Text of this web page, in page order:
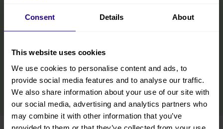
Consent Details About
This website uses cookies
We use cookies to personalise content and ads, to
provide social media features and to analyse our traffic.
We also share information about your use of our site with
our social media, advertising and analytics partners who
may combine it with other information that you’ve
fjord til fjell og alt i mellom. Her finner du den praktiske
informasjonen du trenger for å få mest mulig ut av besøket ditt,
inkludert tips om transport, overnatting og bespisning, samt
tips fra lokalbefolkningen, slik at du også kan oppdage regionens
LES MER